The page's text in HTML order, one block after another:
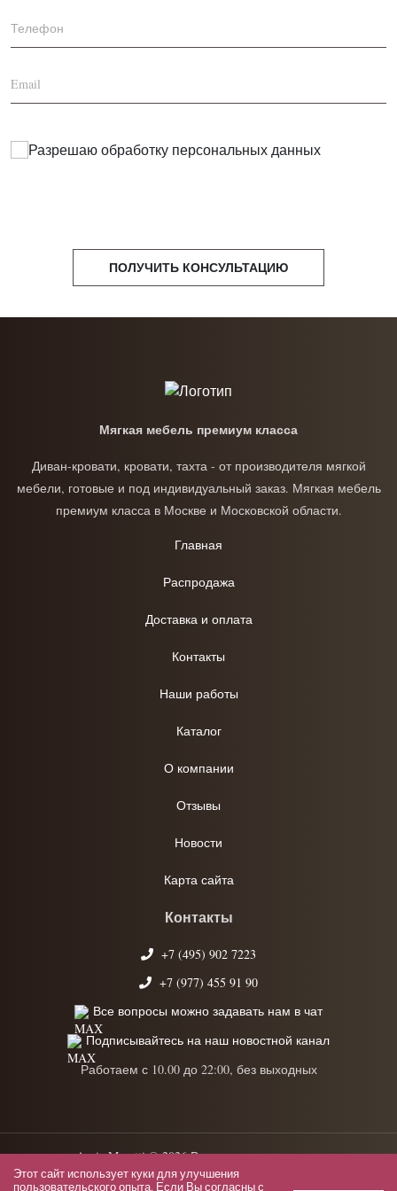
Разрешаю обработку персональных данных
ПОЛУЧИТЬ КОНСУЛЬТАЦИЮ
Мягкая мебель премиум класса
Диван-кровати, кровати, тахта - от производителя мягкой
мебели, готовые и под индивидуальный заказ. Мягкая мебель
премиум класса в Москве и Московской области.
Главная
Распродажа
Доставка и оплата
Контакты
Наши работы
Каталог
О компании
Отзывы
Новости
Карта сайта
Контакты
+7 (495) 902 7223
+7 (977) 455 91 90
Все вопросы можно задавать нам в чат
Подписывайтесь на наш новостной канал
Работаем с 10.00 до 22:00, без выходных
Anrie Moretti © 2026 Все права защищены.
Политика конфиденциальности
Этот сайт использует куки для улучшения
пользовательского опыта. Если Вы согласны с